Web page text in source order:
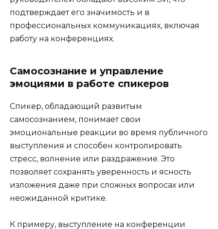
подтверждает его значимость и в
профессиональных коммуникациях, включая
работу на конференциях.
Самосознание и управление
эмоциями в работе спикеров
Спикер, обладающий развитым
самосознанием, понимает свои
эмоциональные реакции во время публичного
выступления и способен контролировать
стресс, волнение или раздражение. Это
позволяет сохранять уверенность и ясность
изложения даже при сложных вопросах или
неожиданной критике.
К примеру, выступление на конференции